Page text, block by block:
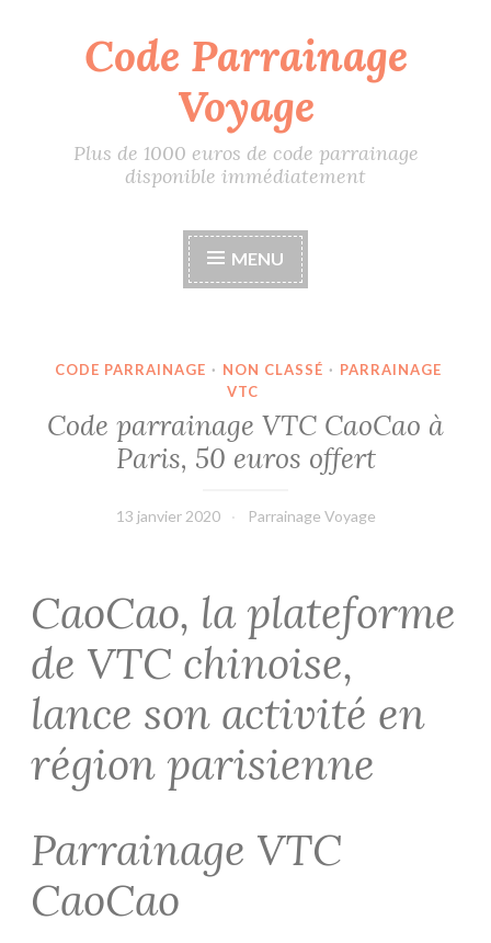
AccéderCode Parrainage
Voyage
Plus de 1000 euros de code parrainage
disponible immédiatement
MENU
CODE PARRAINAGE · NON CLASSÉ · PARRAINAGE
VTC
Code parrainage VTC CaoCao à
Paris, 50 euros offert
13 janvier 2020 Parrainage Voyage
CaoCao, la plateforme
de VTC chinoise,
lance son activité en
région parisienne
Parrainage VTC
CaoCao